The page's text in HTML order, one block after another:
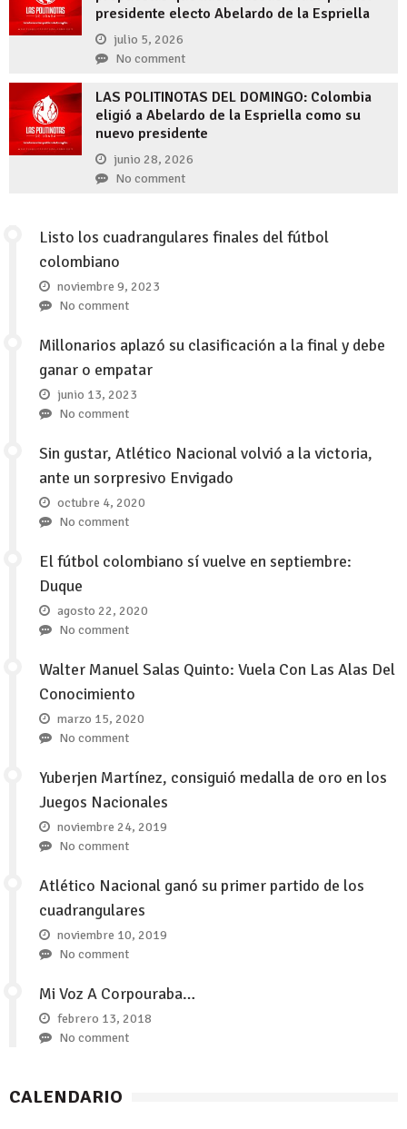
presidente electo Abelardo de la Espriella
julio 5, 2026
No comment
LAS POLITINOTAS DEL DOMINGO: Colombia
eligió a Abelardo de la Espriella como su
nuevo presidente
junio 28, 2026
No comment
Listo los cuadrangulares finales del fútbol
colombiano
noviembre 9, 2023
No comment
Millonarios aplazó su clasificación a la final y debe
ganar o empatar
junio 13, 2023
No comment
Sin gustar, Atlético Nacional volvió a la victoria,
ante un sorpresivo Envigado
octubre 4, 2020
No comment
El fútbol colombiano sí vuelve en septiembre:
Duque
agosto 22, 2020
No comment
Walter Manuel Salas Quinto: Vuela Con Las Alas Del
Conocimiento
marzo 15, 2020
No comment
Yuberjen Martínez, consiguió medalla de oro en los
Juegos Nacionales
noviembre 24, 2019
No comment
Atlético Nacional ganó su primer partido de los
cuadrangulares
noviembre 10, 2019
No comment
Mi Voz A Corpouraba…
febrero 13, 2018
No comment
CALENDARIO